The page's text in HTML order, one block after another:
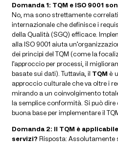
Domanda 1: TQM e ISO 9001
No, ma sono strettamente
internazionale che definisce i
della Qualità (SGQ) efficace.
alla ISO 9001 aiuta
dei principi del TQM (come la
l’approccio per processi, il
basate sui dati). Tuttavia, il TQM è
approccio culturale che va oltre i
mirando a un coinvolgimento
la semplice conformità. Si può dire
buona base per implementare il
Domanda 2: Il TQM è
servizi? Risposta: Assolutamente